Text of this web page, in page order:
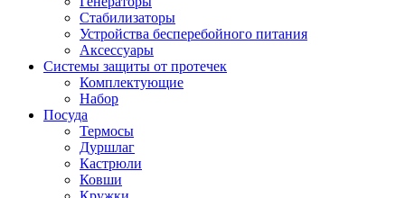
Стабилизаторы
Устройства бесперебойного питания
Аксессуары
Системы защиты от протечек
Комплектующие
Набор
Посуда
Термосы
Дуршлаг
Кастрюли
Ковши